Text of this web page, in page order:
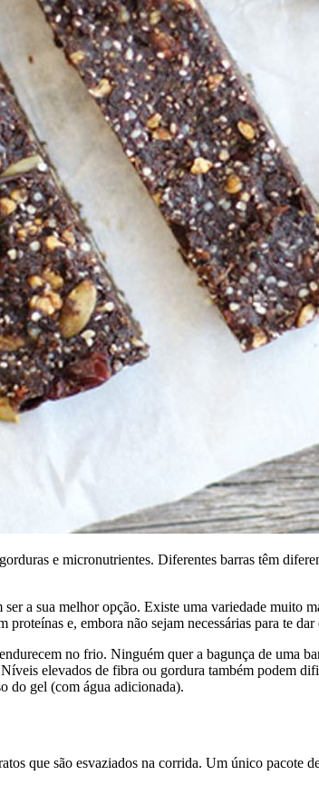
e micronutrientes. Diferentes barras têm
a sua melhor opção. Existe uma variedade
e, embora não sejam necessárias para te
no frio. Ninguém quer a bagunça de uma
elevados de fibra ou gordura também podem
do gel (com água adicionada).
que são esvaziados na corrida. Um único